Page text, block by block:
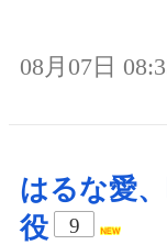
08月07日
はるな愛
役
9